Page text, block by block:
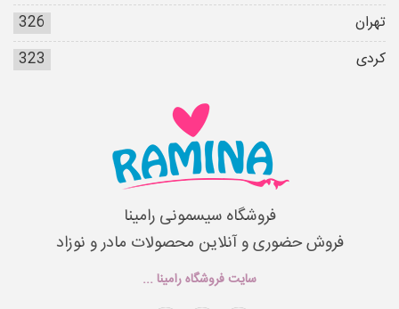
تهران
326
کردی
323
فروشگاه سیسمونی رامینا
فروش حضوری و آنلاین محصولات مادر و نوزاد
سایت فروشگاه رامینا ...